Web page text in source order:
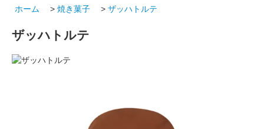
ホーム
> 焼き菓子 > ザッハトルテ
ザッハトルテ